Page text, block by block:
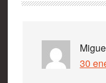
con
lectores
30